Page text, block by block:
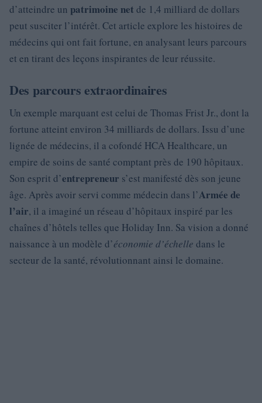
d’atteindre un patrimoine net de 1,4 milliard de dollars
peut susciter l’intérêt. Cet article explore les histoires de
médecins qui ont fait fortune, en analysant leurs parcours
et en tirant des leçons inspirantes de leur réussite.
Des parcours extraordinaires
Un exemple marquant est celui de Thomas Frist Jr., dont la
fortune atteint environ 34 milliards de dollars. Issu d’une
lignée de médecins, il a cofondé HCA Healthcare, un
empire de soins de santé comptant près de 190 hôpitaux.
Son esprit d’entrepreneur s’est manifesté dès son jeune
âge. Après avoir servi comme médecin dans l’Armée de
l’air, il a imaginé un réseau d’hôpitaux inspiré par les
chaînes d’hôtels telles que Holiday Inn. Sa vision a donné
naissance à un modèle d’économie d’échelle dans le
secteur de la santé, révolutionnant ainsi le domaine.